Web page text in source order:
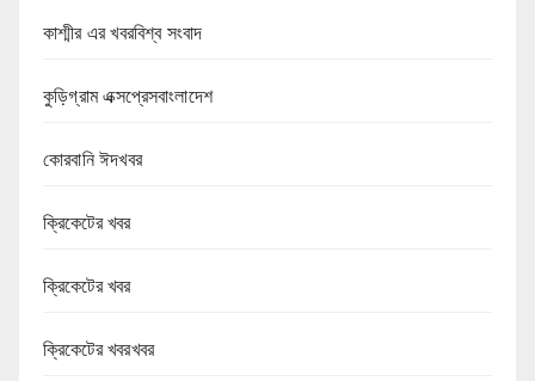
কাশ্মীর এর খবরবিশ্ব সংবাদ
কুড়িগ্রাম এক্সপ্রেসবাংলাদেশ
কোরবানি ঈদখবর
ক্রিকেটের খবর
ক্রিকেটের খবর
ক্রিকেটের খবরখবর